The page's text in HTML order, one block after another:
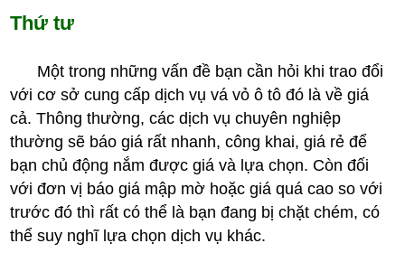
Thứ tư
Một trong những vấn đề bạn cần hỏi khi trao đổi
với cơ sở cung cấp dịch vụ vá vỏ ô tô đó là về giá
cả. Thông thường, các dịch vụ chuyên nghiệp
thường sẽ báo giá rất nhanh, công khai, giá rẻ để
bạn chủ động nắm được giá và lựa chọn. Còn đối
với đơn vị báo giá mập mờ hoặc giá quá cao so với
trước đó thì rất có thể là bạn đang bị chặt chém, có
thể suy nghĩ lựa chọn dịch vụ khác.